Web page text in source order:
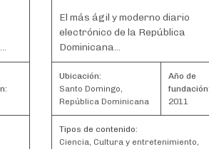
El más ágil y moderno diario
electrónico de la República
Dominicana...
Ubicación:
Santo Domingo,
República Dominicana
Año de
fundación:
2011
Tipos de contenido:
Ciencia, Cultura y entretenimiento,